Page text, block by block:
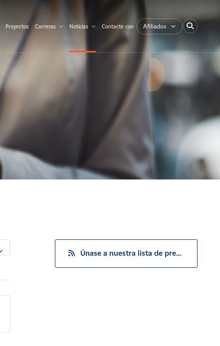
Proyectos Carreras Noticias Contacte con Afiliados
Únase a nuestra lista de prensa